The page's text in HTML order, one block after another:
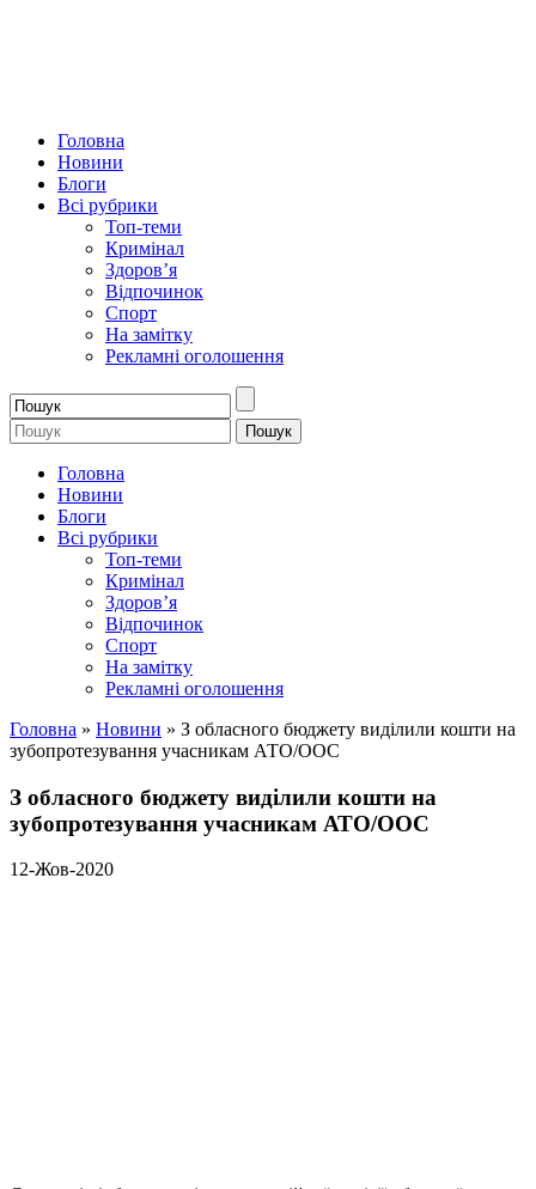
Головна
Новини
Блоги
Всі рубрики
Топ-теми
Кримінал
Здоров’я
Відпочинок
Спорт
На замітку
Рекламні оголошення
Головна
Новини
Блоги
Всі рубрики
Топ-теми
Кримінал
Здоров’я
Відпочинок
Спорт
На замітку
Рекламні оголошення
Головна » Новини » З обласного бюджету виділили кошти на
зубопротезування учасникам АТО/ООС
З обласного бюджету виділили кошти на
зубопротезування учасникам АТО/ООС
12-Жов-2020